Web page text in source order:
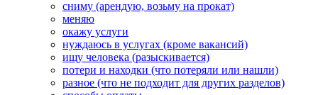
сниму (арендую, возьму на прокат)
меняю
окажу услуги
нуждаюсь в услугах (кроме вакансий)
ищу человека (разыскивается)
потери и находки (что потеряли или нашли)
разное (что не подходит для других разделов)